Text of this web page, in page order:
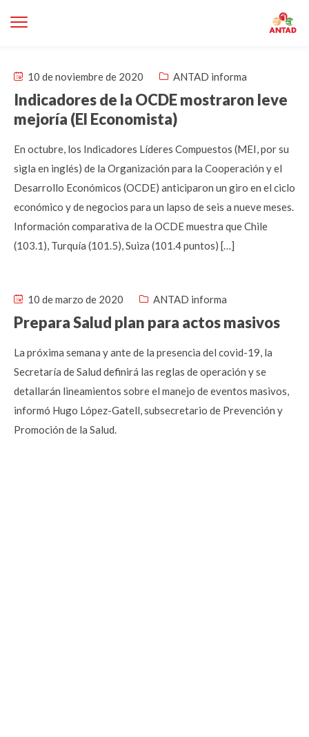
10 de noviembre de 2020 ANTAD informa
Indicadores de la OCDE mostraron leve
mejoría (El Economista)
En octubre, los Indicadores Líderes Compuestos (MEI, por su
sigla en inglés) de la Organización para la Cooperación y el
Desarrollo Económicos (OCDE) anticiparon un giro en el ciclo
económico y de negocios para un lapso de seis a nueve meses.
Información comparativa de la OCDE muestra que Chile
(103.1), Turquía (101.5), Suiza (101.4 puntos) […]
10 de marzo de 2020 ANTAD informa
Prepara Salud plan para actos masivos
La próxima semana y ante de la presencia del covid-19, la
Secretaría de Salud definirá las reglas de operación y se
detallarán lineamientos sobre el manejo de eventos masivos,
informó Hugo López-Gatell, subsecretario de Prevención y
Promoción de la Salud.